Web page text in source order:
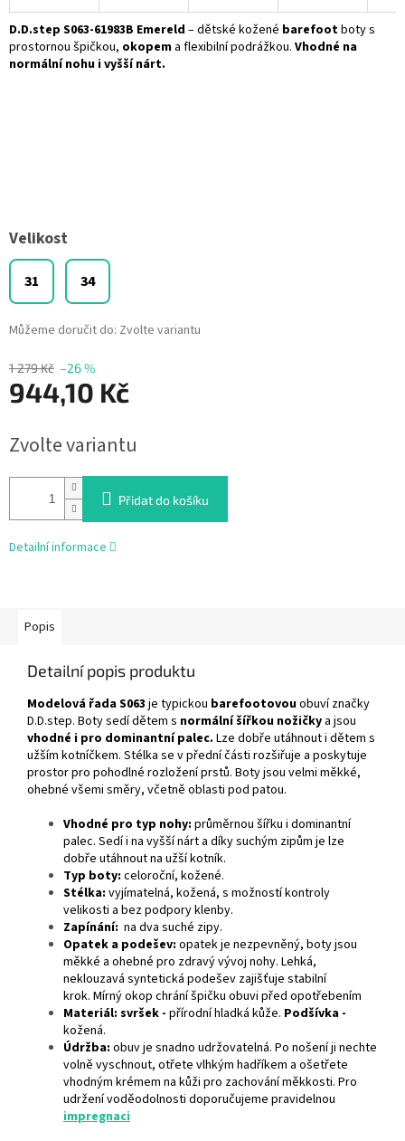
1 279 Kč –26 %
944,10 Kč
cena:
Zvolte variantu
Velikost
31 34
Můžeme doručit do: Zvolte variantu
Přidat do košíku
D.D.step S063-61983B Emereld – dětské kožené barefootboty s
prostornou špičkou, okopem a flexibilní podrážkou. Vhodné na
normální nohu i vyšší nárt.
Detailní informace
Popis
Detailní popis produktu
Modelová řada S063 je typickou barefootovouobuví značky
D.D.step. Boty sedí dětem s normální šířkou nožičky a jsou
vhodné i pro dominantní palec. Lze dobře utáhnout i dětem s
užším kotníčkem. Stélka se v přední části rozšiřuje a poskytuje
prostor pro pohodlné rozložení prstů. Boty jsou velmi měkké,
ohebné všemi směry, včetně oblasti pod patou.
Vhodné pro typ nohy: průměrnou šířku i dominantní
palec. Sedí i na vyšší nárt a díky suchým zipům je lze
dobře utáhnout na užší kotník.
Typ boty: celoroční, kožené.
Stélka: vyjímatelná, kožená, s možností kontroly
velikosti a bez podpory klenby.
Zapínání: na dva suché zipy.
Opatek a podešev: opatek je nezpevněný, boty jsou
měkké a ohebné pro zdravý vývoj nohy. Lehká,
neklouzavá syntetická podešev zajišťuje stabilní
krok. Mírný okop chrání špičku obuvi před opotřebením
Materiál: svršek - přírodní hladká kůže. Podšívka -
kožená.
Údržba: obuv je snadno udržovatelná. Po nošení ji nechte
volně vyschnout, otřete vlhkým hadříkem a ošetřete
vhodným krémem na kůži pro zachování měkkosti. Pro
udržení voděodolnosti doporučujeme pravidelnou
impregnaci